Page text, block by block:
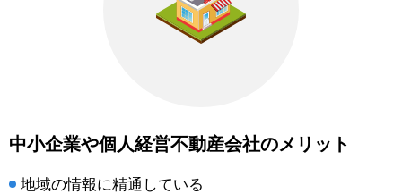
中小企業や個人経営不動産会社のメリット
地域の情報に精通している